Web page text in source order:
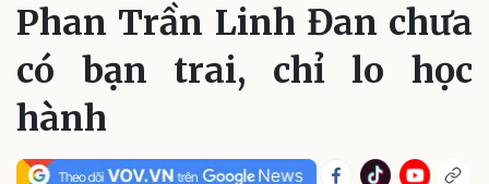
Quốc hội
Nhận diện sự thật
Giáo dục
Dấu ấn VOV
Việc làm
Biển đảo
Phan Trần Linh Đan chưa
có bạn trai, chỉ lo học
hành